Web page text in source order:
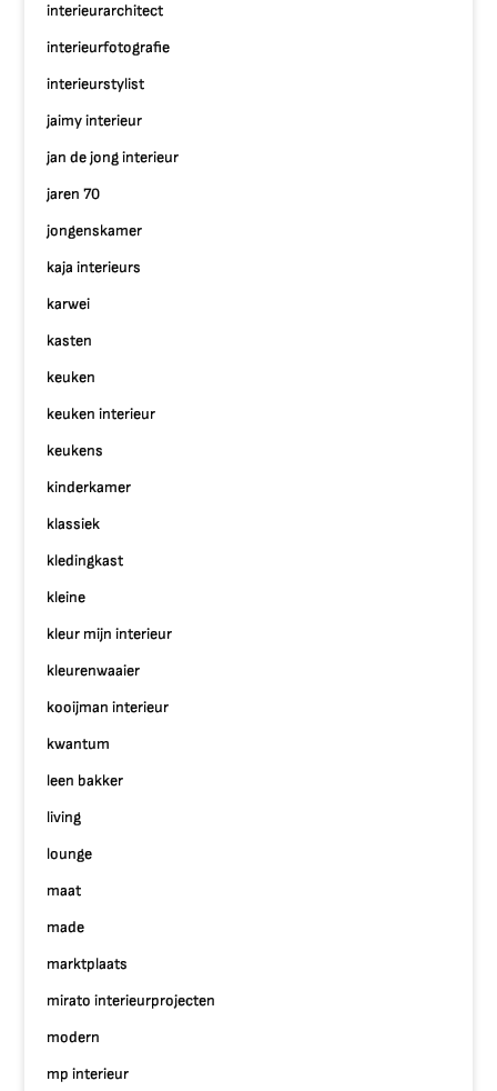
interieurarchitect
interieurfotografie
interieurstylist
jaimy interieur
jan de jong interieur
jaren 70
jongenskamer
kaja interieurs
karwei
kasten
keuken
keuken interieur
keukens
kinderkamer
klassiek
kledingkast
kleine
kleur mijn interieur
kleurenwaaier
kooijman interieur
kwantum
leen bakker
living
lounge
maat
made
marktplaats
mirato interieurprojecten
modern
mp interieur